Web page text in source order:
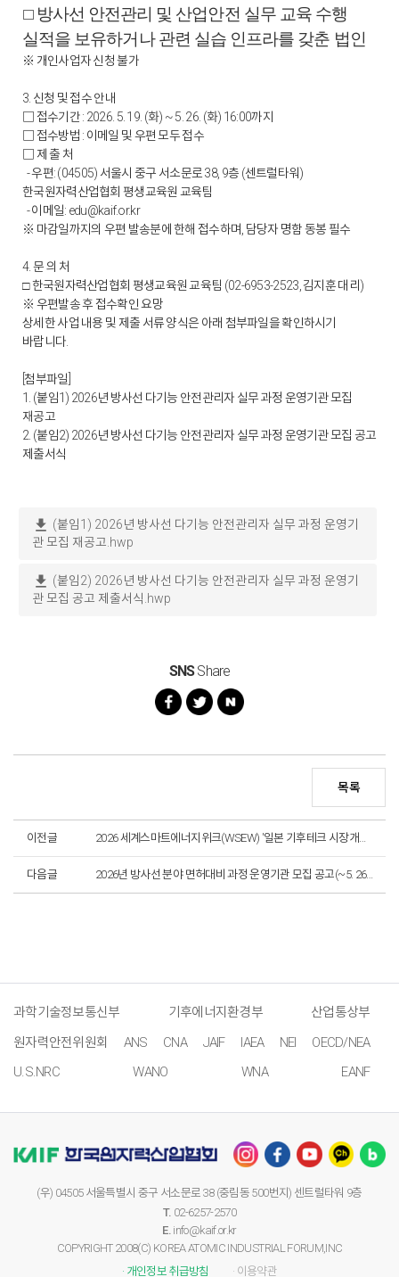
□ 방사선 안전관리 및 산업안전 실무 교육 수행
실적을 보유하거나 관련 실습 인프라를 갖춘 법인
※ 개인사업자 신청 불가
3. 신청 및 접수 안내
□ 접수기간 : 2026. 5. 19. (화) ~ 5. 26. (화) 16:00까지
□ 접수방법 : 이메일 및 우편 모두 접수
□ 제 출 처
- 우편: (04505) 서울시 중구 서소문로 38, 9층 (센트럴타워)
한국원자력산업협회 평생교육원 교육팀
- 이메일: edu@kaif.or.kr
※ 마감일까지의 우편 발송분에 한해 접수하며, 담당자 명함 동봉 필수
4. 문 의 처
□한국원자력산업협회 평생교육원 교육팀 (02-6953-2523, 김지훈 대리)
※ 우편발송 후 접수확인 요망
상세한 사업 내용 및 제출 서류 양식은 아래 첨부파일을 확인하시기
바랍니다.
[첨부파일]
1. (붙임1) 2026년 방사선 다기능 안전관리자 실무 과정 운영기관 모집
재공고
2. (붙임2) 2026년 방사선 다기능 안전관리자 실무 과정 운영기관 모집 공고
제출서식
download (붙임1) 2026년 방사선 다기능 안전관리자 실무 과정 운영기
관 모집 재공고.hwp
download (붙임2) 2026년 방사선 다기능 안전관리자 실무 과정 운영기
관 모집 공고 제출서식.hwp
SNSShare
목록
이전글 2026 세계스마트에너지위크(WSEW) '일본 기후테크 시장개척단' 홍보관 설치 및 운영 용역 입찰공고 (~7. 6.까지)
다음글 2026년 방사선 분야 면허대비 과정 운영기관 모집 공고(~5. 26.)_마감
과학기술정보통신부 기후에너지환경부
산업통상부
원자력안전위원회
ANS CNA JAIF IAEA NEI
OECD/NEA
U.S.NRC
WANO WNA EANF
(우) 04505 서울특별시 중구 서소문로 38 (중림동 500번지) 센트럴타워 9층
T. 02-6257-2570
E. info@kaif.or.kr
COPYRIGHT 2008(C) KOREA ATOMIC INDUSTRIAL FORUM,INC
· 개인정보 취급방침
· 이용약관